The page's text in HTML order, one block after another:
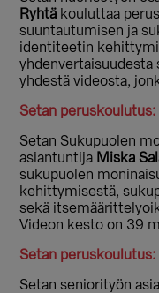
Ryhtä kouluttaa
suuntautumisen ja
identiteetin
yhdenvertaisuudesta
yhdestä videosta,
Setan
Setan Sukupuolen
asiantuntija Miska
sukupuolen
kehittymisestä,
sekä
Videon kesto on 39
Setan
Setan seniorityön